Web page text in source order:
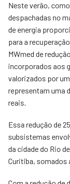
Neste verão,
despachadas no
de energia
para a
MWmed de
incorporados aos
valorizados por
representam uma
reais.
Essa redução de
subsistemas
da cidade do Rio
Curitiba, somados